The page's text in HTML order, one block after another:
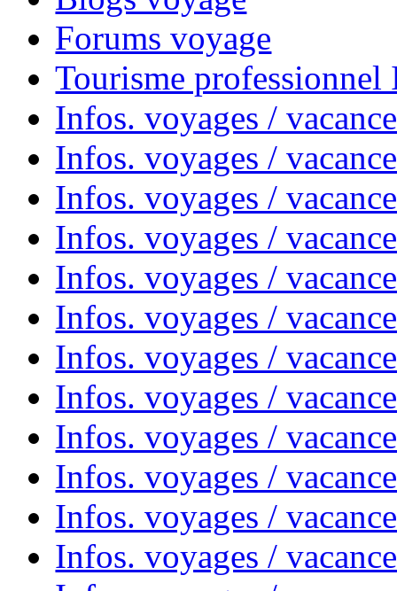
Forums voyage
Tourisme
Infos. voyages /
Infos. voyages /
Infos. voyages /
Infos. voyages /
Infos. voyages /
Infos. voyages /
Infos. voyages /
Infos. voyages /
Infos. voyages /
Infos. voyages /
Infos. voyages /
Infos. voyages /